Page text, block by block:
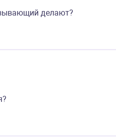
делают?